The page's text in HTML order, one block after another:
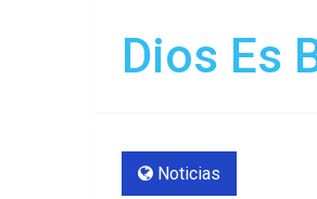
Dios Es
Noticias